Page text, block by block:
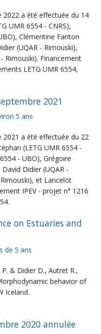
2022 a été effectuée du 14
UMR 6554 - CNRS),
Clémentine Fanton
(UQAR - Rimouski),
Rimouski). Financement
LETG UMR 6554,
2021
5 ans
2021 a été effectuée du 22
(LETG UMR 6554 -
- UBO), Grégoire
Didier (UQAR -
et Lancelot
IPEV - projet n° 1216
on Estuaries and
de 5 ans
& Didier D., Autret R.,
behavior of
Iceland.
2020 annulée